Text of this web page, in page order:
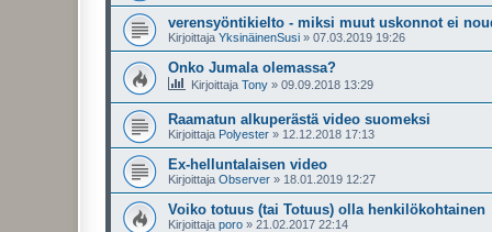
verensyöntikielto - miksi muut uskonnot ei
Kirjoittaja YksinäinenSusi » 07.03.2019 19:26
Onko Jumala olemassa?
Kirjoittaja Tony » 09.09.2018 13:29
Raamatun alkuperästä video suomeksi
Kirjoittaja Polyester » 12.12.2018 17:13
Ex-helluntalaisen video
Kirjoittaja Observer » 18.01.2019 12:27
Voiko totuus (tai Totuus) olla henkilökohtainen
Kirjoittaja poro » 21.02.2017 22:14